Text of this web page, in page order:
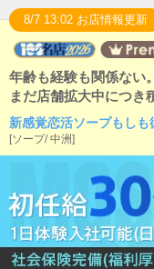
8/7 13:02 お店情報更新
年齢も経験も関係ない
まだ店舗拡大中につき
新感覚恋活ソープもし
[ソープ/中洲]